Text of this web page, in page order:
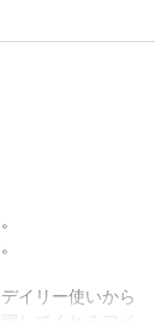
イリー使いから